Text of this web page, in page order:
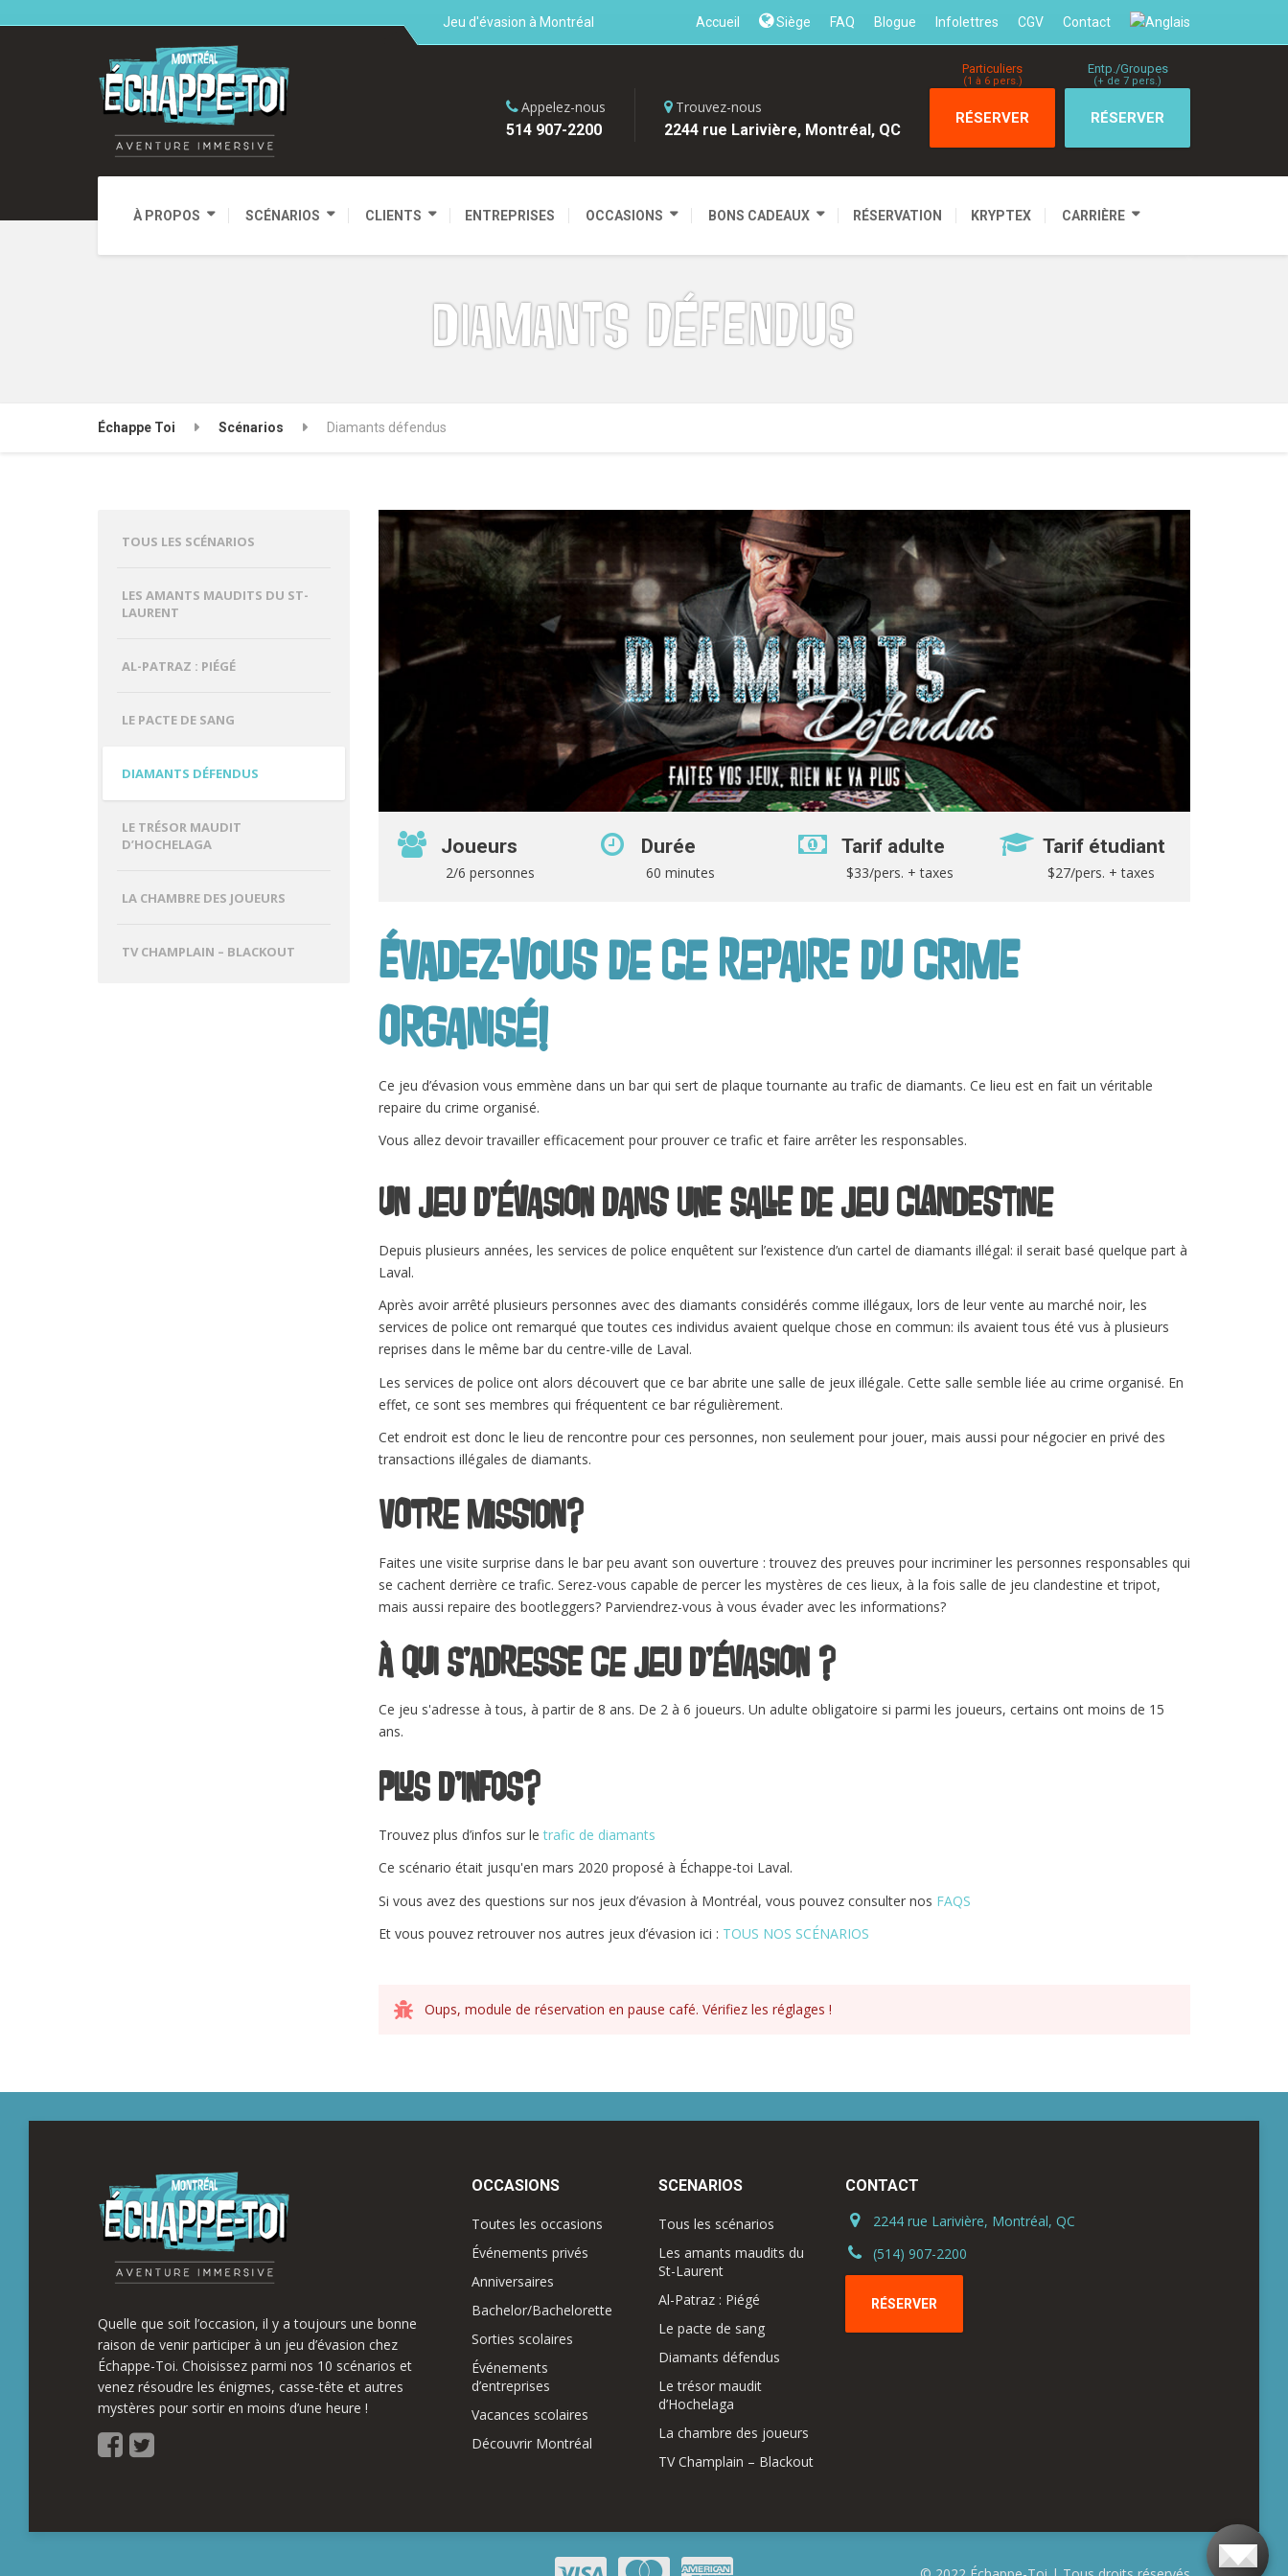
Jeu d'évasion à Montréal Accueil Siège FAQ Blogue Infolettres CGV Contact
À PROPOS SCÉNARIOS CLIENTS ENTREPRISES OCCASIONS BONS CADEAUX RÉSERVATION KRYPTEX CARRIÈRE
Appelez-nous
514 907-2200
Trouvez-nous
2244 rue Larivière, Montréal, QC
Particuliers
(1 à 6 pers.)
RÉSERVER
Entp./Groupes
(+ de 7 pers.)
RÉSERVER
Diamants défendus
Échappe Toi Scénarios Diamants défendus
Joueurs
2/6 personnes
Durée
60 minutes
Tarif adulte
$33/pers. + taxes
Tarif étudiant
$27/pers. + taxes
Évadez-vous de ce repaire du crime
organisé!
Ce jeu d’évasion vous emmène dans un bar qui sert de plaque tournante au trafic de diamants. Ce lieu est en fait un véritable
repaire du crime organisé.
Vous allez devoir travailler efficacement pour prouver ce trafic et faire arrêter les responsables.
Un jeu d’évasion dans une salle de jeu clandestine
Depuis plusieurs années, les services de police enquêtent sur l’existence d’un cartel de diamants illégal: il serait basé quelque part à
Laval.
Après avoir arrêté plusieurs personnes avec des diamants considérés comme illégaux, lors de leur vente au marché noir, les
services de police ont remarqué que toutes ces individus avaient quelque chose en commun: ils avaient tous été vus à plusieurs
reprises dans le même bar du centre-ville de Laval.
Les services de police ont alors découvert que ce bar abrite une salle de jeux illégale. Cette salle semble liée au crime organisé. En
effet, ce sont ses membres qui fréquentent ce bar régulièrement.
Cet endroit est donc le lieu de rencontre pour ces personnes, non seulement pour jouer, mais aussi pour négocier en privé des
transactions illégales de diamants.
Votre mission?
Faites une visite surprise dans le bar peu avant son ouverture : trouvez des preuves pour incriminer les personnes responsables qui
se cachent derrière ce trafic. Serez-vous capable de percer les mystères de ces lieux, à la fois salle de jeu clandestine et tripot,
mais aussi repaire des bootleggers? Parviendrez-vous à vous évader avec les informations?
À qui s’adresse ce jeu d’évasion ?
Ce jeu s'adresse à tous, à partir de 8 ans. De 2 à 6 joueurs. Un adulte obligatoire si parmi les joueurs, certains ont moins de 15
ans.
Plus d’infos?
Trouvez plus d’infos sur letrafic de diamants
Ce scénario était jusqu'en mars 2020 proposé à Échappe-toi Laval.
Si vous avez des questions sur nos jeux d’évasion à Montréal, vous pouvez consulter nos FAQS
Et vous pouvez retrouver nos autres jeux d’évasion ici : TOUS NOS SCÉNARIOS
Oups, module de réservation en pause café. Vérifiez les réglages !
TOUS LES SCÉNARIOS
LES AMANTS MAUDITS DU ST-
LAURENT
AL-PATRAZ : PIÉGÉ
LE PACTE DE SANG
DIAMANTS DÉFENDUS
LE TRÉSOR MAUDIT
D’HOCHELAGA
LA CHAMBRE DES JOUEURS
TV CHAMPLAIN – BLACKOUT
Quelle que soit l’occasion, il y a toujours une bonne
raison de venir participer à un jeu d’évasion chez
Échappe-Toi. Choisissez parmi nos 10 scénarios et
venez résoudre les énigmes, casse-tête et autres
mystères pour sortir en moins d’une heure !
OCCASIONS
Toutes les occasions
Événements privés
Anniversaires
Bachelor/Bachelorette
Sorties scolaires
Événements
d’entreprises
Vacances scolaires
Découvrir Montréal
SCENARIOS
Tous les scénarios
Les amants maudits du
St-Laurent
Al-Patraz : Piégé
Le pacte de sang
Diamants défendus
Le trésor maudit
d’Hochelaga
La chambre des joueurs
TV Champlain – Blackout
CONTACT
2244 rue Larivière, Montréal, QC
(514) 907-2200
RÉSERVER